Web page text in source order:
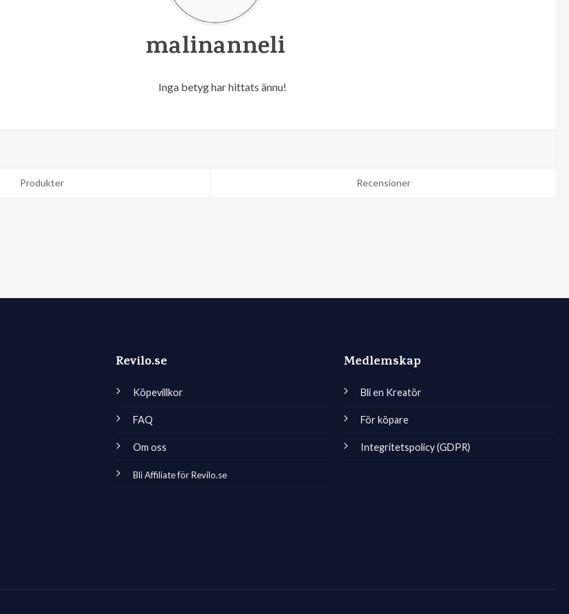
malinanneli
Inga betyg har hittats ännu!
Produkter Recensioner
Revilo.se
Köpevillkor
FAQ
Om oss
Bli Affiliate för Revilo.se
Medlemskap
Bli en Kreatör
För köpare
Integritetspolicy (GDPR)